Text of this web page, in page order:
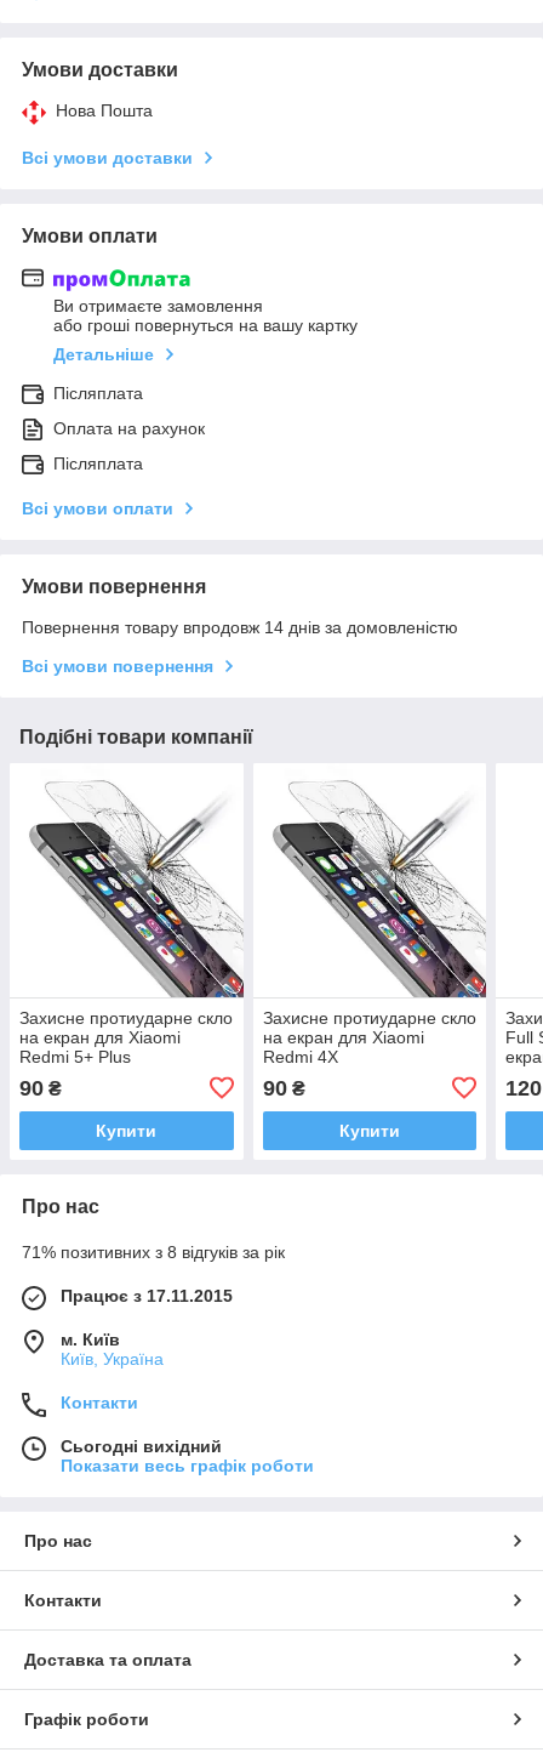
Умови доставки
Нова Пошта
Всі умови доставки
Умови оплати
Ви отримаєте замовлення
або гроші повернуться на вашу картку
Детальніше
Післяплата
Оплата на рахунок
Післяплата
Всі умови оплати
Умови повернення
Повернення товару впродовж 14 днів за домовленістю
Всі умови повернення
Подібні товари компанії
Захисне протиударне скло
на екран для Xiaomi
Redmi 5+ Plus
90 ₴
Купити
Захисне протиударне скло
на екран для Xiaomi
Redmi 4X
90₴
Купити
Full
120
Про нас
71% позитивних з 8 відгуків за рік
Працює з 17.11.2015
м. Київ
Київ, Україна
Контакти
Сьогодні вихідний
Показати весь графік роботи
Про нас
Контакти
Доставка та оплата
Графік роботи